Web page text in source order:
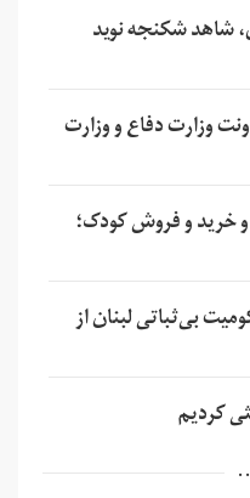
شاهد شکنجه نوید
وزارت دفاع و وزارت
خرید و فروش کودک؛
بی‌ثباتی لبنان از
کردیم